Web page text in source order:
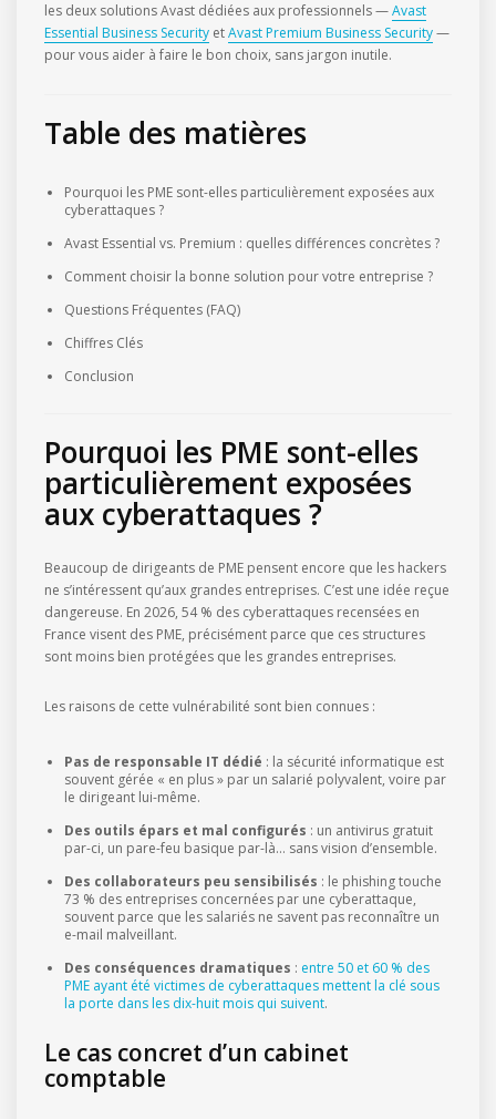
les deux solutions Avast dédiées aux professionnels —Avast
Essential Business Security etAvast Premium Business Security—
pour vous aider à faire le bon choix, sans jargon inutile.
Table des matières
Pourquoi les PME sont-elles particulièrement exposées aux
cyberattaques ?
Avast Essential vs. Premium : quelles différences concrètes ?
Comment choisir la bonne solution pour votre entreprise ?
Questions Fréquentes (FAQ)
Chiffres Clés
Conclusion
Pourquoi les PME sont-elles
particulièrement exposées
aux cyberattaques ?
Beaucoup de dirigeants de PME pensent encore que les hackers
ne s’intéressent qu’aux grandes entreprises. C’est une idée reçue
dangereuse. En 2026, 54 % des cyberattaques recensées en
France visent des PME, précisément parce que ces structures
sont moins bien protégées que les grandes entreprises.
Les raisons de cette vulnérabilité sont bien connues :
Pas de responsable IT dédié : la sécurité informatique est
souvent gérée « en plus » par un salarié polyvalent, voire par
le dirigeant lui-même.
Des outils épars et mal configurés : un antivirus gratuit
par-ci, un pare-feu basique par-là… sans vision d’ensemble.
Des collaborateurs peu sensibilisés : le phishing touche
73 % des entreprises concernées par une cyberattaque,
souvent parce que les salariés ne savent pas reconnaître un
e-mail malveillant.
Des conséquences dramatiques : entre 50 et 60 % des
PME ayant été victimes de cyberattaques mettent la clé sous
la porte dans les dix-huit mois qui suivent.
Le cas concret d’un cabinet
comptable